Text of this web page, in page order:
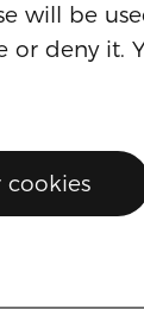
will be
or deny
cookies